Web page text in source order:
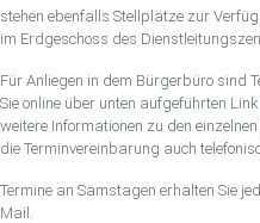
stehen ebenfalls Stellplätze zur
im Erdgeschoss des
Für Anliegen in dem Bürgerbüro sind
Sie online über unten aufgeführten
weitere Informationen zu den
die Terminvereinbarung auch
Termine an Samstagen erhalten Sie
Mail.